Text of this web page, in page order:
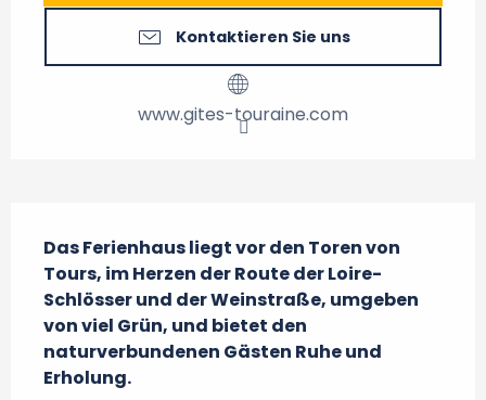
Kontaktieren Sie uns
www.gites-touraine.com
Das Ferienhaus liegt vor den Toren von
Tours, im Herzen der Route der Loire-
Schlösser und der Weinstraße, umgeben
von viel Grün, und bietet den
naturverbundenen Gästen Ruhe und
Erholung.